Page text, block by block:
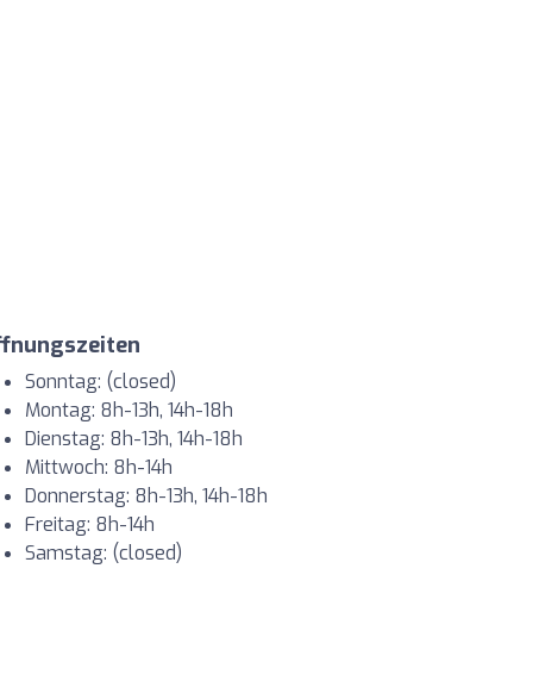
Sonntag: (closed)
Montag: 8h-13h, 14h-18h
Dienstag: 8h-13h, 14h-18h
Mittwoch: 8h-14h
Donnerstag: 8h-13h, 14h-18h
Freitag: 8h-14h
Samstag: (closed)